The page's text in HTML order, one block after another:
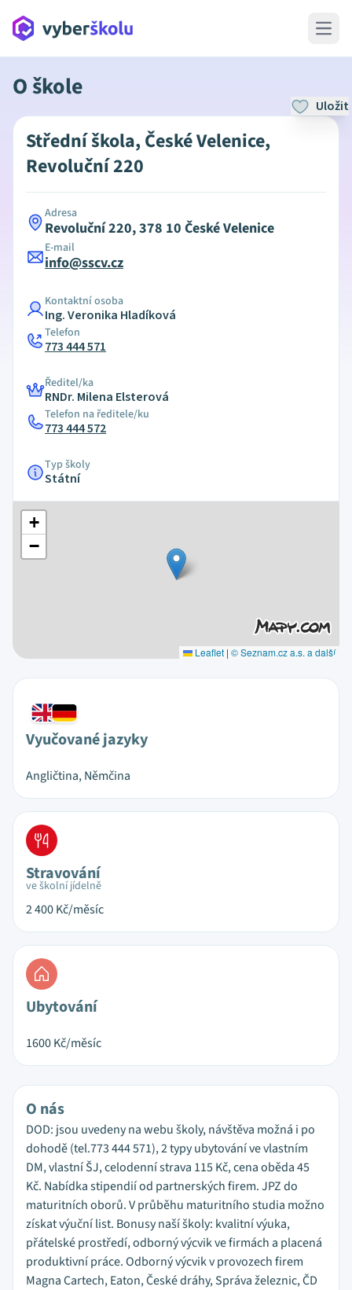
Open
O škole
Uložit
Střední škola, České Velenice,
Revoluční 220
Adresa
Revoluční 220, 378 10 České Velenice
E-mail
info@sscv.cz
Kontaktní osoba
Ing. Veronika Hladíková
Telefon
773 444 571
Ředitel/ka
RNDr. Milena Elsterová
Telefon na ředitele/ku
773 444 572
Typ školy
Státní
+
−
Leaflet | © Seznam.cz a.s. a další
Vyučované jazyky
Angličtina, Němčina
Stravování
ve školní jídelně
2 400Kč/měsíc
Ubytování
1600Kč/měsíc
O nás
DOD: jsou uvedeny na webu školy, návštěva možná i po
dohodě (tel.773 444 571), 2 typy ubytování ve vlastním
DM, vlastní ŠJ, celodenní strava 115 Kč, cena oběda 45
Kč. Nabídka stipendií od partnerských firem. JPZ do
maturitních oborů. V průběhu maturitního studia možno
získat výuční list. Bonusy naší školy: kvalitní výuka,
přátelské prostředí, odborný výcvik ve firmách a placená
produktivní práce. Odborný výcvik v provozech firem
Magna Cartech, Eaton, České dráhy, Správa železnic, ČD